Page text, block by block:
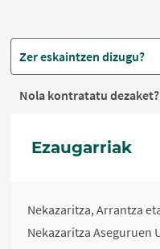
Zer eskaintzen dizugu?
Nola kontratatu dezaket?
Ezaugarriak
Nekazaritza, Arrantza
Nekazaritza Aseguruen